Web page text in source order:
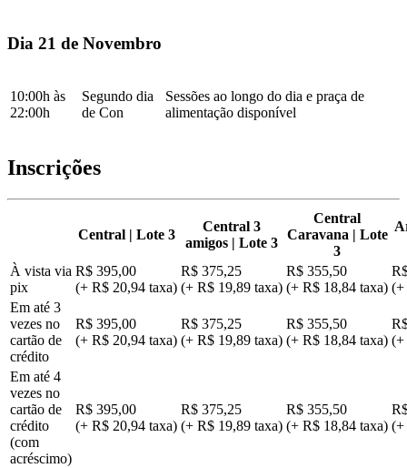
Dia 21 de Novembro
10:00h às
22:00h
Segundo dia
de Con
Sessões ao longo do dia e praça de
alimentação disponível
Inscrições
Central | Lote 3
Central 3
amigos | Lote 3
Central
Caravana | Lote
3
À vista via
pix
R$ 395,00
(+ R$ 20,94 taxa)
R$ 375,25
(+ R$ 19,89 taxa)
R$ 355,50
(+ R$ 18,84 taxa) (+
Em até 3
vezes no
cartão de
crédito
R$ 395,00
(+ R$ 20,94 taxa)
R$ 375,25
(+ R$ 19,89 taxa)
R$ 355,50
(+ R$ 18,84 taxa) (+
Em até 4
vezes no
cartão de
crédito
(com
acréscimo)
R$ 395,00
(+ R$ 20,94 taxa)
R$ 375,25
(+ R$ 19,89 taxa)
R$ 355,50
(+ R$ 18,84 taxa) (+